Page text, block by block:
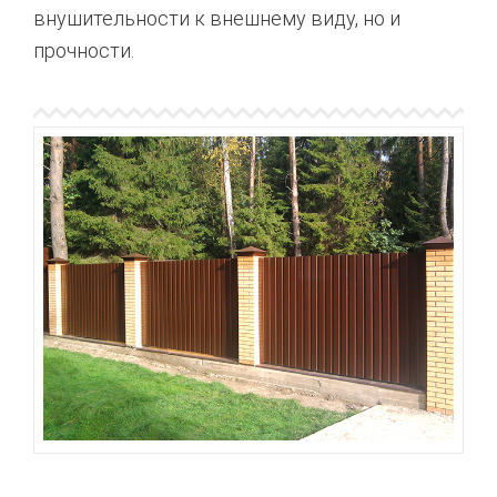
внушительности к внешнему виду, но и
прочности.